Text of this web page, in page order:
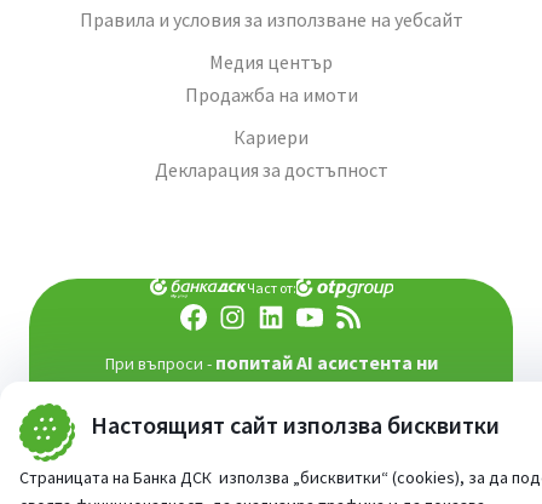
Настоящият сайт използва бисквитки
Страницата на Банка ДСК използва „бисквитки“ (cookies), за да
Правила и условия за използване на уебсайт
Медия център
Продажба на имоти
Кариери
Декларация за достъпност
Част от:
При въпроси - попитай AI асистента ни
Сайт от:StudioX